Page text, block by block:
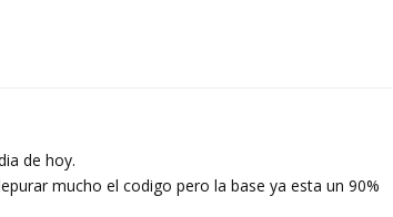
de hoy.
mucho el codigo pero la base ya esta un 90%